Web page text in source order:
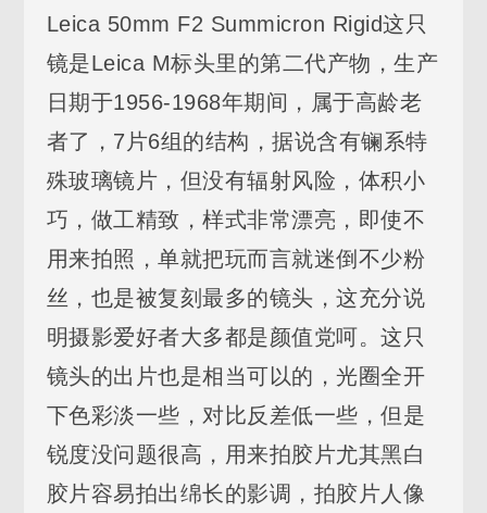
Leica 50mm F2 Summicron Rigid这只
镜是Leica M标头里的第二代产物，生产
日期于1956-1968年期间，属于高龄老
者了，7片6组的结构，据说含有镧系特
殊玻璃镜片，但没有辐射风险，体积小
巧，做工精致，样式非常漂亮，即使不
用来拍照，单就把玩而言就迷倒不少粉
丝，也是被复刻最多的镜头，这充分说
明摄影爱好者大多都是颜值党呵。这只
镜头的出片也是相当可以的，光圈全开
下色彩淡一些，对比反差低一些，但是
锐度没问题很高，用来拍胶片尤其黑白
胶片容易拍出绵长的影调，拍胶片人像